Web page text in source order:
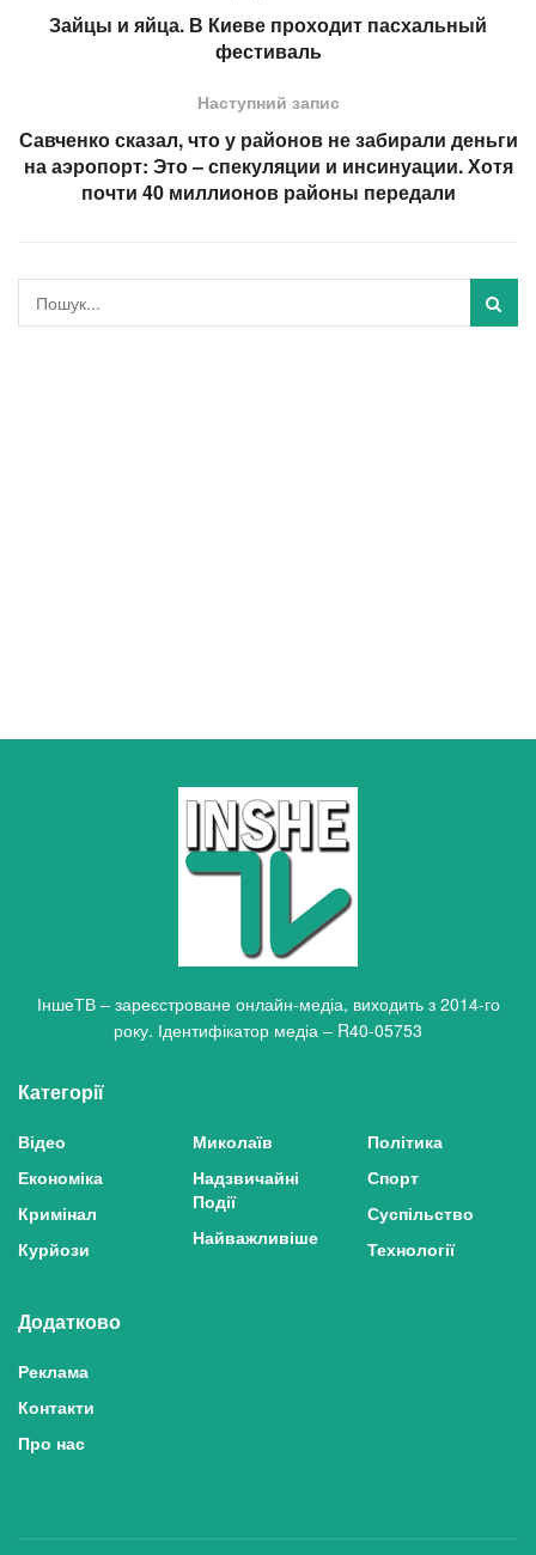
Зайцы и яйца. В Киеве проходит пасхальный
фестиваль
Наступний запис
Савченко сказал, что у районов не забирали деньги
на аэропорт: Это – спекуляции и инсинуации. Хотя
почти 40 миллионов районы передали
ІншеТВ – зареєстроване онлайн-медіа, виходить з 2014-го
року. Ідентифікатор медіа – R40-05753
Категорії
Відео
Економіка
Кримінал
Курйози
Миколаїв
Надзвичайні
Події
Найважливіше
Політика
Спорт
Суспільство
Технології
Додатково
Реклама
Контакти
Про нас